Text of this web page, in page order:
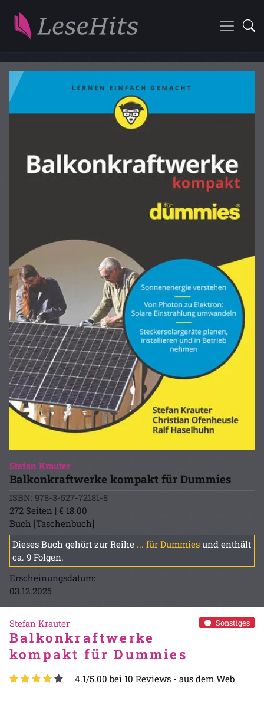
Stefan Krauter
Balkonkraftwerke kompakt für Dummies
ISBN: 978-3-527-72181-8
272 Seiten | € 18.00
Buch [Taschenbuch]
Dieses Buch gehört zur Reihe ... für Dummies und enthält
ca. 9 Folgen.
Erscheinungsdatum:
03.12.2025
Sonstiges
Stefan Krauter
Balkonkraftwerke
kompakt für Dummies
4.1/5.00 bei 10 Reviews - aus dem Web